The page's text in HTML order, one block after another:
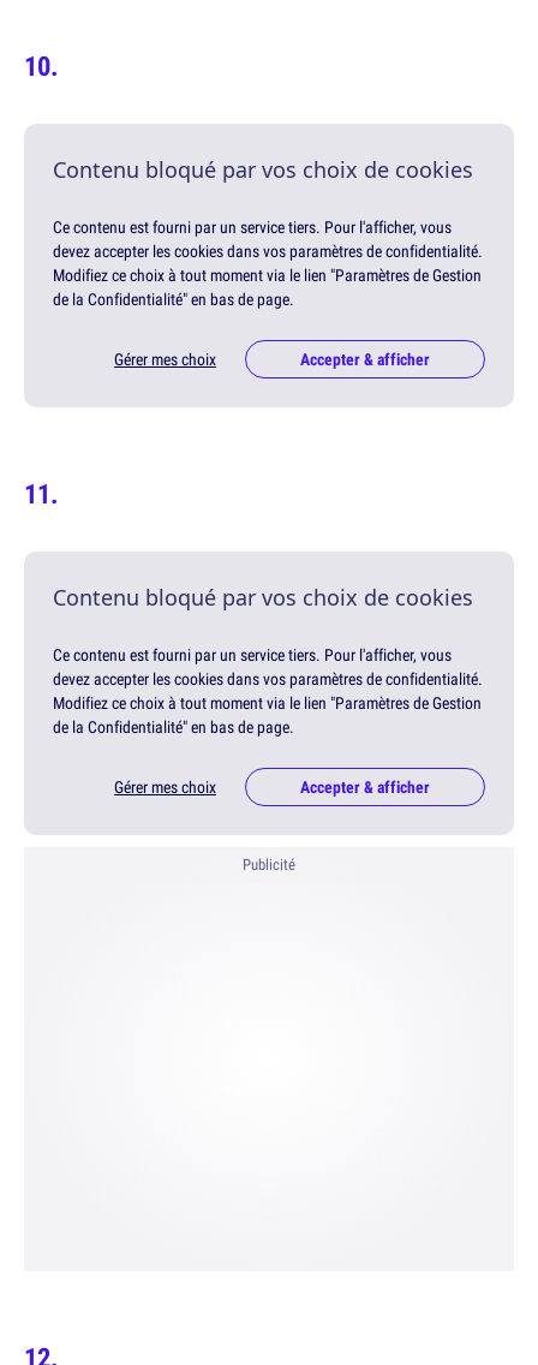
Contenu bloqué par vos choix de cookies
Ce contenu est fourni par un service tiers. Pour l'afficher, vous
devez accepter les cookies dans vos paramètres de confidentialité.
Modifiez ce choix à tout moment via le lien "Paramètres de Gestion
de la Confidentialité" en bas de page.
Gérer mes choix Accepter & afficher
Contenu bloqué par vos choix de cookies
Ce contenu est fourni par un service tiers. Pour l'afficher, vous
devez accepter les cookies dans vos paramètres de confidentialité.
Modifiez ce choix à tout moment via le lien "Paramètres de Gestion
de la Confidentialité" en bas de page.
Gérer mes choix Accepter & afficher
Publicité